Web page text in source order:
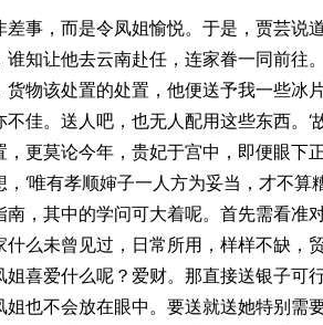
事，而是令凤姐愉悦。于是，贾芸说
知让他去云南赴任，连家眷一同前往
货物该处置的处置，他便送予我一些冰
佳。送人吧，也无人配用这些东西。‘
，更莫论今年，贵妃于宫中，即便眼下
‘唯有孝顺婶子一人方为妥当，才不算
，其中的学问可大着呢。首先需看准
什么未曾见过，日常所用，样样不缺，
姐喜爱什么呢？爱财。那直接送银子可
姐也不会放在眼中。要送就送她特别需